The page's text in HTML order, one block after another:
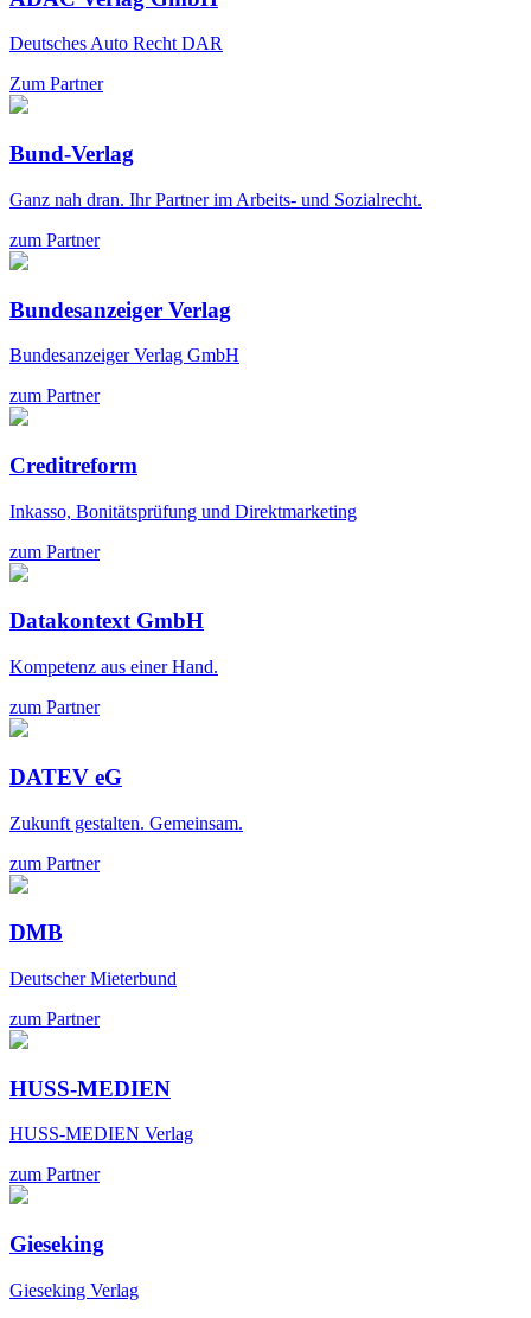
Deutsches Auto Recht DAR
Zum Partner
Bund-Verlag
Ganz nah dran. Ihr Partner im Arbeits- und Sozialrecht.
zum Partner
Bundesanzeiger Verlag
Bundesanzeiger Verlag GmbH
zum Partner
Creditreform
Inkasso, Bonitätsprüfung und Direktmarketing
zum Partner
Datakontext GmbH
Kompetenz aus einer Hand.
zum Partner
DATEV eG
Zukunft gestalten. Gemeinsam.
zum Partner
DMB
Deutscher Mieterbund
zum Partner
HUSS-MEDIEN
HUSS-MEDIEN Verlag
zum Partner
Gieseking
Gieseking Verlag